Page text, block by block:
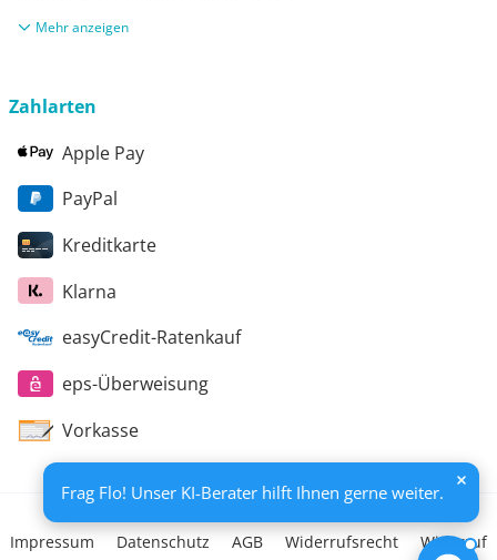
Frag Flo! Unser KI-Berater hilft Ihnen gerne weiter.
KMUs. Die daraus resultierenden Ergebnisse und
aus Mitteln des Europäischen Sozialfonds Plus und
anzeigen
Zahlarten
Apple Pay
PayPal
Kreditkarte
Klarna
easyCredit-Ratenkauf
eps-Überweisung
Vorkasse
Impressum Datenschutz AGB Widerrufsrecht
Widerruf